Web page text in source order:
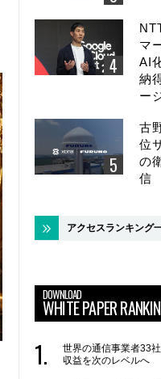
マ
AI
納
ー
古
位
の
信
アクセスランキング
DOWNLOAD
WHITE PAPER
世界の通信事業者33
収益を次のレベルへ